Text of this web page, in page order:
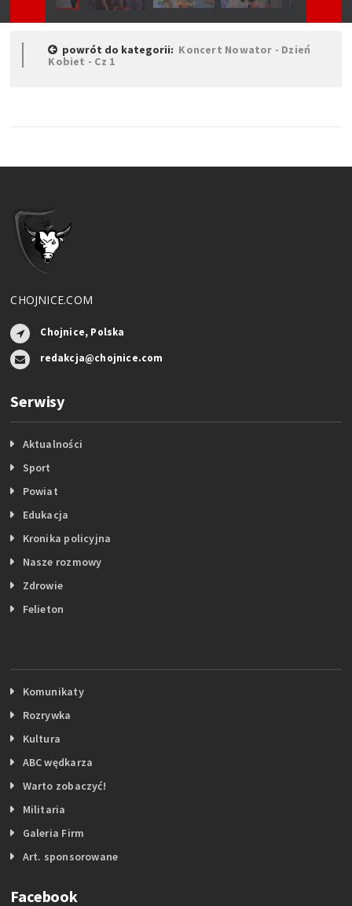
powrót do kategorii: Koncert Nowator - Dzień
Kobiet - Cz 1
CHOJNICE.COM
Chojnice, Polska
redakcja@chojnice.com
Serwisy
Aktualności
Sport
Powiat
Edukacja
Kronika policyjna
Nasze rozmowy
Zdrowie
Felieton
Komunikaty
Rozrywka
Kultura
ABC wędkarza
Warto zobaczyć!
Militaria
Galeria Firm
Art. sponsorowane
Facebook